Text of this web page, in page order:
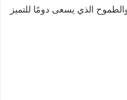
الذي يسعى دومًا للتميز